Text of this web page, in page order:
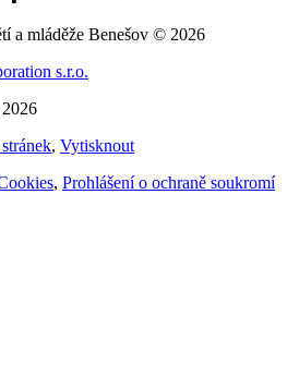
a mláděže Benešov © 2026
s.r.o.
, Vytisknout
, Prohlášení o ochraně soukromí